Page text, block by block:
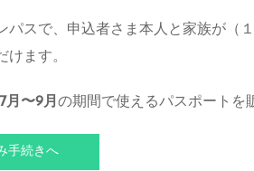
パスで、申込者さま本人と家族が（
けます。
月〜9月 の期間で使えるパスポートを
手続きへ